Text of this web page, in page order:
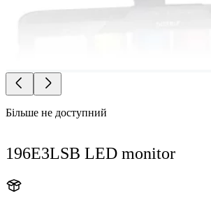
Більше не доступний
196E3LSB LED monitor